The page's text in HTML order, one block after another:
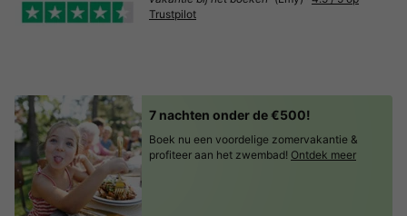
Trustpilot
7 nachten onder de €500!
Boek nu een voordelige zomervakantie &
profiteer aan het zwembad! Ontdek meer